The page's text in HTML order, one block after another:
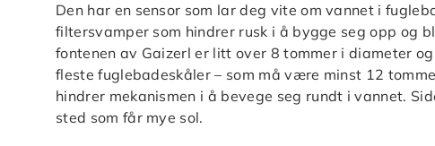
Den har en sensor som lar deg vite om vannet i
filtersvamper som hindrer rusk i å bygge seg opp og
fontenen av Gaizerl er litt over 8 tommer i diameter
fleste fuglebadeskåler – som må være minst 12
hindrer mekanismen i å bevege seg rundt i vannet.
sted som får mye sol.